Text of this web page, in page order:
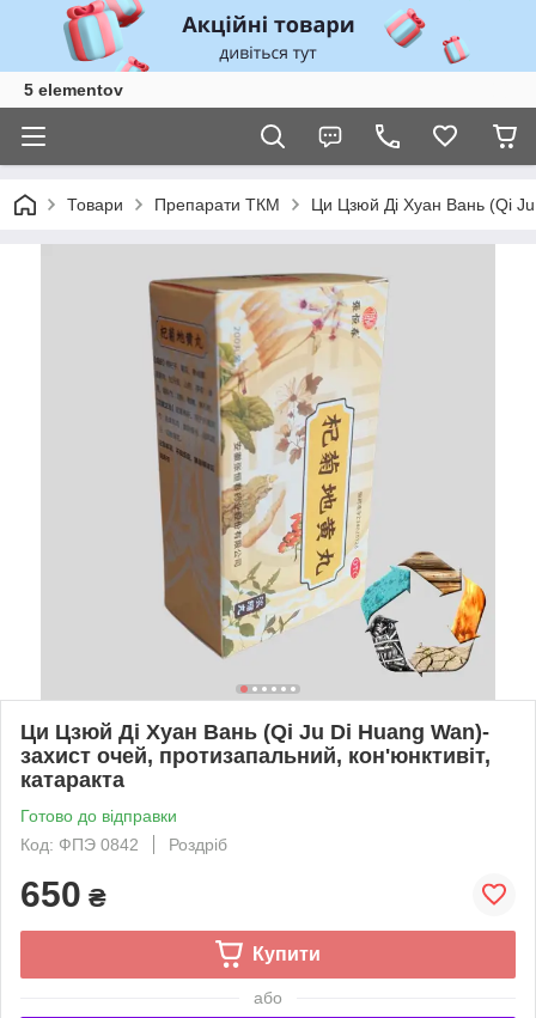
5 elementov
Товари Препарати ТКМ Ци Цзюй Ді Хуан Вань (Qi Ju
Ци Цзюй Ді Хуан Вань (Qi Ju Di Huang Wan)-
захист очей, протизапальний, кон'юнктивіт,
катаракта
Готово до відправки
Код: ФПЭ 0842
Роздріб
650 ₴
Купити
або